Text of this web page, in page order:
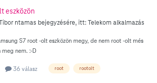
eszközön
ntamas bejegyzésére, itt:Telekom alkalmazás
S7 root -olt eszközön megy, de nem root -olt més
nem. :-D
36 válasz root rootolt